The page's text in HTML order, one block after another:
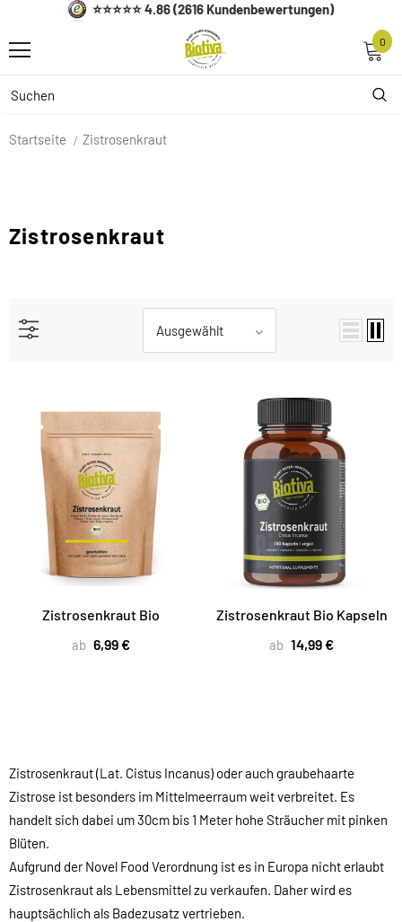
⭐⭐⭐⭐⭐ 4.86 (2616 Kundenbewertungen)
0
Startseite Zistrosenkraut
Zistrosenkraut
Ausgewählt
Zistrosenkraut Bio
ab 6,99 €
Zistrosenkraut Bio Kapseln
ab 14,99 €
Zistrosenkraut (Lat. Cistus Incanus) oder auch graubehaarte
Zistrose ist besonders im Mittelmeerraum weit verbreitet. Es
handelt sich dabei um 30cm bis 1 Meter hohe Sträucher mit pinken
Blüten.
Aufgrund der Novel Food Verordnung ist es in Europa nicht erlaubt
Zistrosenkraut als Lebensmittel zu verkaufen. Daher wird es
hauptsächlich als Badezusatz vertrieben.